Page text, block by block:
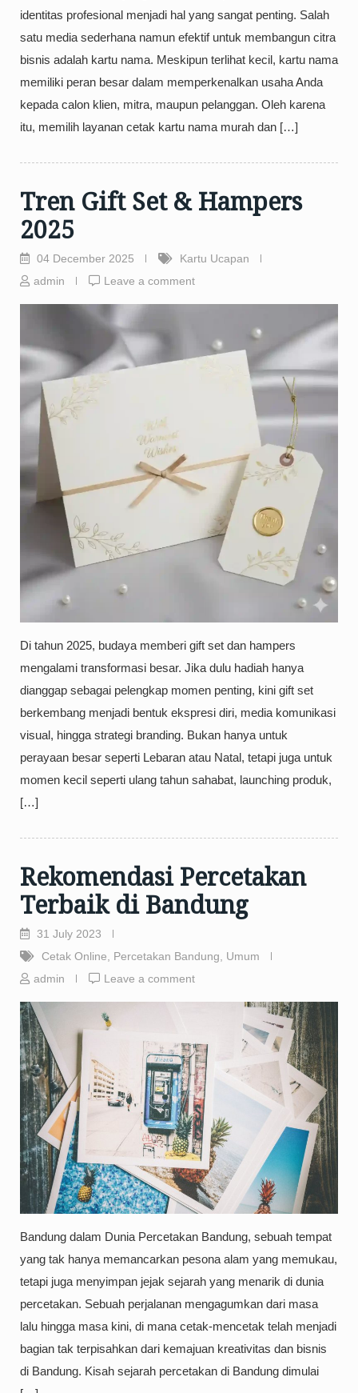
identitas profesional menjadi hal yang sangat penting. Salah
satu media sederhana namun efektif untuk membangun citra
bisnis adalah kartu nama. Meskipun terlihat kecil, kartu nama
memiliki peran besar dalam memperkenalkan usaha Anda
kepada calon klien, mitra, maupun pelanggan. Oleh karena
itu, memilih layanan cetak kartu nama murah dan […]
Tren Gift Set & Hampers
2025
04 December 2025
Kartu Ucapan
admin
Leave a comment
Di tahun 2025, budaya memberi gift set dan hampers
mengalami transformasi besar. Jika dulu hadiah hanya
dianggap sebagai pelengkap momen penting, kini gift set
berkembang menjadi bentuk ekspresi diri, media komunikasi
visual, hingga strategi branding. Bukan hanya untuk
perayaan besar seperti Lebaran atau Natal, tetapi juga untuk
momen kecil seperti ulang tahun sahabat, launching produk,
[…]
Rekomendasi Percetakan
Terbaik di Bandung
31 July 2023
Cetak Online
Percetakan Bandung
Umum
admin
Leave a comment
Bandung dalam Dunia Percetakan Bandung, sebuah tempat
yang tak hanya memancarkan pesona alam yang memukau,
tetapi juga menyimpan jejak sejarah yang menarik di dunia
percetakan. Sebuah perjalanan mengagumkan dari masa
lalu hingga masa kini, di mana cetak-mencetak telah menjadi
bagian tak terpisahkan dari kemajuan kreativitas dan bisnis
di Bandung. Kisah sejarah percetakan di Bandung dimulai